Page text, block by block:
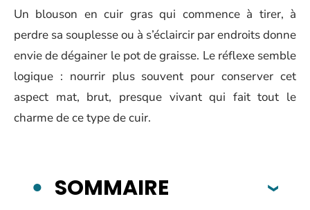
Un blouson en cuir gras qui commence à tirer, à
perdre sa souplesse ou à s’éclaircir par endroits donne
envie de dégainer le pot de graisse. Le réflexe semble
logique : nourrir plus souvent pour conserver cet
aspect mat, brut, presque vivant qui fait tout le
charme de ce type de cuir.
SOMMAIRE